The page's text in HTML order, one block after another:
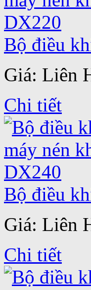
Bộ điều
Giá: Liên
Chi tiết
Bộ điều
Giá: Liên
Chi tiết